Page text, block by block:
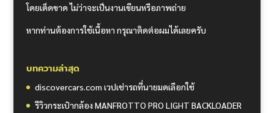
โดยเด็ดขาด ไม่ว่าจะเป็นงานเขียนหรือภาพถ่าย
หากท่านต้องการใช้เนื้อหา กรุณาติดต่อผมได้เลยครับ
บทความล่าสุด
discovercars.com เวปเช่ารถที่นายมดเลือกใช้
รีวิวกระเป๋ากล้อง MANFROTTO PRO LIGHT BACKLOADER